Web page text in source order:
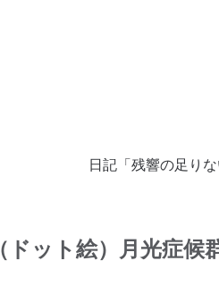
日記「残響の足りな
（ドット絵）月光症候